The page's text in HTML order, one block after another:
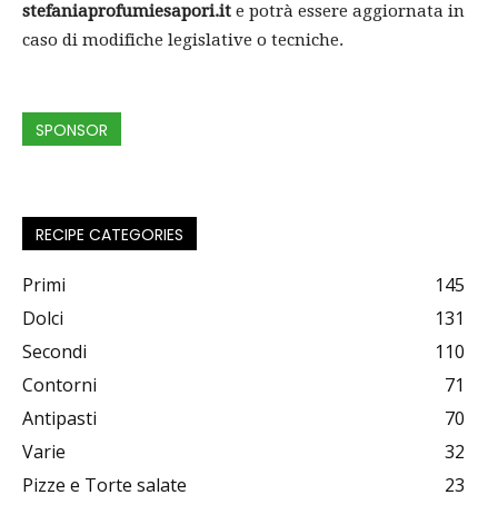
stefaniaprofumiesapori.it e potrà essere aggiornata in
caso di modifiche legislative o tecniche.
SPONSOR
RECIPE CATEGORIES
Primi
145
Dolci
131
Secondi
110
Contorni
71
Antipasti
70
Varie
32
Pizze e Torte salate
23